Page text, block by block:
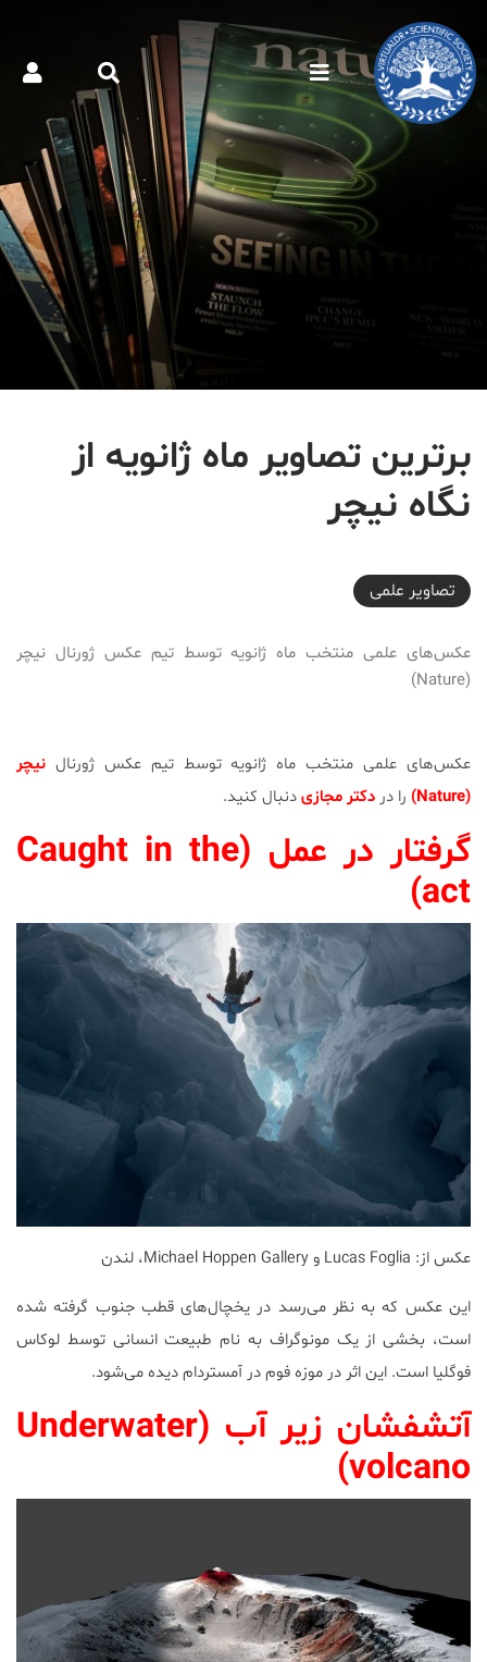
برترین تصاویر ماه ژانویه از
نگاه نیچر
2018-02-02T21:45:22+03:30
تصاویر علمی
عکس‌های علمی منتخب ماه ژانویه توسط تیم عکس ژورنال نیچر
(Nature)
عکس‌های علمی منتخب ماه ژانویه توسط تیم عکس ژورنال نیچر
(Nature)
را دردکتر مجازیدنبال کنید.
گرفتار در عمل (Caught in the
act)
عکس از: Lucas Foglia و Michael Hoppen Gallery، لندن
این عکس که به نظر می‌رسد در یخچال‌های قطب جنوب گرفته شده
است، بخشی از یک مونوگراف به نام طبیعت انسانی توسط لوکاس
فوگلیا است. این اثر در موزه فوم در آمستردام دیده می‌شود.
آتشفشان زیر آب (Underwater
volcano)